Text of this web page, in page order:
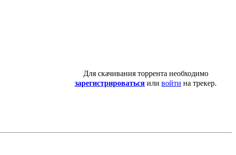
Для скачивания торрента необходимо
зарегистрироваться или войти на трекер.